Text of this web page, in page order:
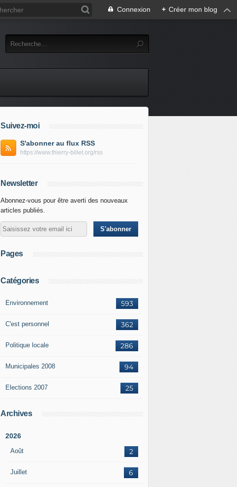
Connexion + Créer mon blog
Suivez-moi
S'abonner au flux RSS
https://www.thierry-billet.org/rss
Newsletter
Abonnez-vous pour être averti des nouveaux
articles publiés.
Pages
Catégories
593
Environnement
362
C'est personnel
286
Politique locale
94
Municipales 2008
25
Elections 2007
Archives
2026
Août 2
Juillet 6